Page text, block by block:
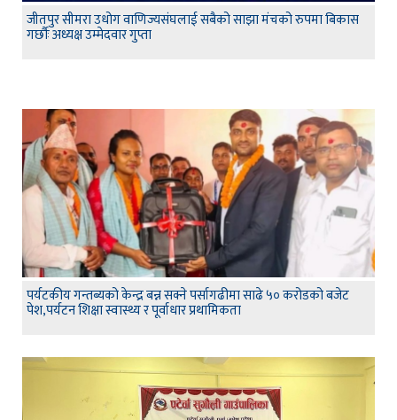
जीतपुर सीमरा उधोग वाणिज्यसंघलाई सबैको साझा मंचको रुपमा बिकास
गर्छौः अध्यक्ष उम्मेदवार गुप्ता
पर्यटकीय गन्तब्यको केन्द्र बन्न सक्ने पर्सागढीमा साढे ५० करोडको बजेट
पेश,पर्यटन शिक्षा स्वास्थ्य र पूर्वाधार प्रथामिकता